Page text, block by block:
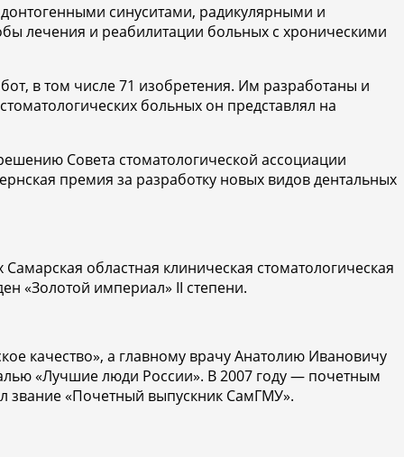
синуситами, радикулярными и
лечения и реабилитации больных с хроническими
в том числе 71 изобретения. Им разработаны и
больных он представлял на
Совета стоматологической ассоциации
премия за разработку новых видов дентальных
областная клиническая стоматологическая
«Золотой империал» II степени.
качество», а главному врачу Анатолию Ивановичу
«Лучшие люди России». В 2007 году — почетным
звание «Почетный выпускник СамГМУ».